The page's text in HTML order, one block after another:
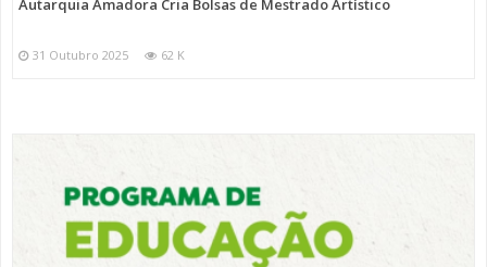
Autarquia Amadora Cria Bolsas de Mestrado Artístico
31 Outubro 2025 62 K